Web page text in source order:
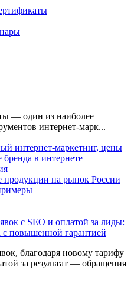
— один из наиболее
интернет-марк...
интернет-маркетинг, цены
в интернете
на рынок России
с SEO и оплатой за лиды:
с повышенной гарантией
благодаря новому тарифу
за результат — обращения